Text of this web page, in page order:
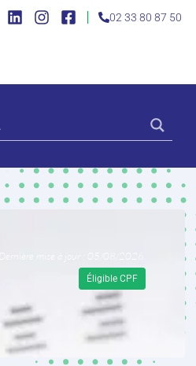
| 02 33 80 87 50
Dernière mise à jour : 05/08/2026
Éligible CPF